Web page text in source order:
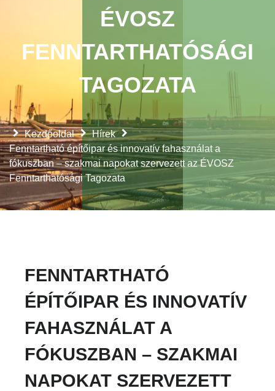
Kezdőoldal
Hírek
Fenntartható építőipar és innovatív fahasználat a
fókuszban – szakmai napokat szervezett az ÉVOSZ
Fenntarthatósági Tagozata
ÉVOSZ
FENNTARTHATÓSÁGI
TAGOZATA
FENNTARTHATÓ
ÉPÍTŐIPAR ÉS INNOVATÍV
FAHASZNÁLAT A
FÓKUSZBAN – SZAKMAI
NAPOKAT SZERVEZETT